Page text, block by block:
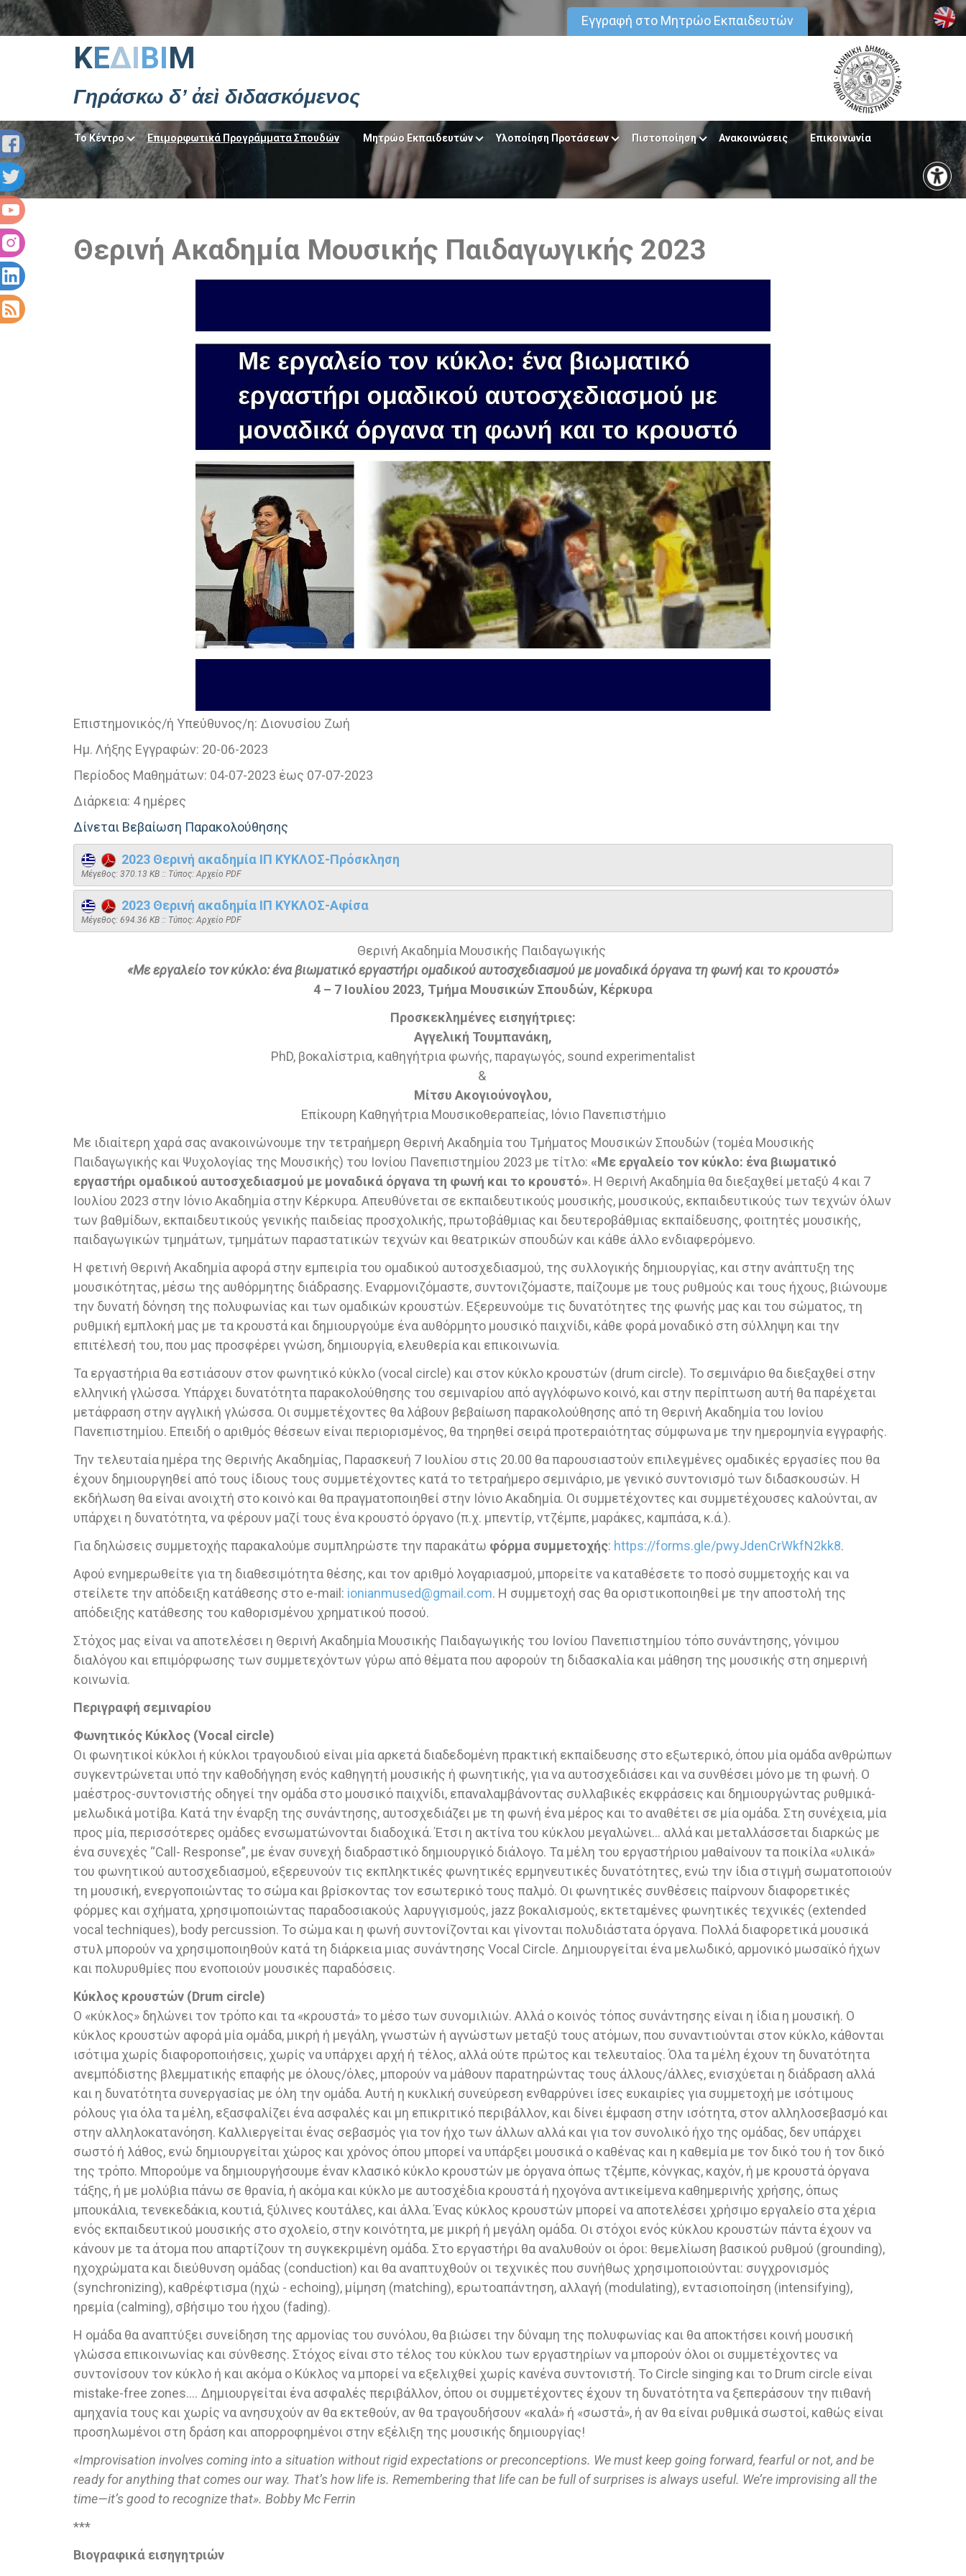
ΚΕΔΙΒΙΜ
Γηράσκω δ’ ἀεὶ διδασκόμενος
Το Κέντρο Επιμορφωτικά Προγράμματα Σπουδών Μητρώο Εκπαιδευτών Υλοποίηση Προτάσεων Πιστοποίηση Ανακοινώσεις Επικοινωνία
Εγγραφή στο Μητρώο Εκπαιδευτών
Θερινή Ακαδημία Μουσικής Παιδαγωγικής 2023
Επιστημονικός/ή Υπεύθυνος/η: Διονυσίου Ζωή
Ημ. Λήξης Εγγραφών: 20-06-2023
Περίοδος Μαθημάτων: 04-07-2023 έως 07-07-2023
Διάρκεια: 4 ημέρες
Δίνεται Βεβαίωση Παρακολούθησης
2023 Θερινή ακαδημία ΙΠ ΚΥΚΛΟΣ-Πρόσκληση
Mέγεθος: 370.13 KB :: Τύπος: Αρχείο PDF
2023 Θερινή ακαδημία ΙΠ ΚΥΚΛΟΣ-Αφίσα
Mέγεθος: 694.36 KB :: Τύπος: Αρχείο PDF
Θερινή Ακαδημία Μουσικής Παιδαγωγικής
«Με εργαλείο τον κύκλο: ένα βιωματικό εργαστήρι ομαδικού αυτοσχεδιασμού με μοναδικά όργανα τη φωνή και το κρουστό»
4 – 7 Ιουλίου 2023, Τμήμα Μουσικών Σπουδών, Κέρκυρα
Προσκεκλημένες εισηγήτριες:
Αγγελική Τουμπανάκη,
PhD, βοκαλίστρια, καθηγήτρια φωνής, παραγωγός, sound experimentalist
&
Μίτσυ Ακογιούνογλου,
Επίκουρη Καθηγήτρια Μουσικοθεραπείας, Ιόνιο Πανεπιστήμιο
Με ιδιαίτερη χαρά σας ανακοινώνουμε την τετραήμερη Θερινή Ακαδημία του Τμήματος Μουσικών Σπουδών (τομέα Μουσικής
Παιδαγωγικής και Ψυχολογίας της Μουσικής) του Ιονίου Πανεπιστημίου 2023 με τίτλο: «Με εργαλείο τον κύκλο: ένα βιωματικό
εργαστήρι ομαδικού αυτοσχεδιασμού με μοναδικά όργανα τη φωνή και το κρουστό». Η Θερινή Ακαδημία θα διεξαχθεί μεταξύ 4 και 7
Ιουλίου 2023 στην Ιόνιο Ακαδημία στην Κέρκυρα. Απευθύνεται σε εκπαιδευτικούς μουσικής, μουσικούς, εκπαιδευτικούς των τεχνών όλων
των βαθμίδων, εκπαιδευτικούς γενικής παιδείας προσχολικής, πρωτοβάθμιας και δευτεροβάθμιας εκπαίδευσης, φοιτητές μουσικής,
παιδαγωγικών τμημάτων, τμημάτων παραστατικών τεχνών και θεατρικών σπουδών και κάθε άλλο ενδιαφερόμενο.
Η φετινή Θερινή Ακαδημία αφορά στην εμπειρία του ομαδικού αυτοσχεδιασμού, της συλλογικής δημιουργίας, και στην ανάπτυξη της
μουσικότητας, μέσω της αυθόρμητης διάδρασης. Εναρμονιζόμαστε, συντονιζόμαστε, παίζουμε με τους ρυθμούς και τους ήχους, βιώνουμε
την δυνατή δόνηση της πολυφωνίας και των ομαδικών κρουστών. Εξερευνούμε τις δυνατότητες της φωνής μας και του σώματος, τη
ρυθμική εμπλοκή μας με τα κρουστά και δημιουργούμε ένα αυθόρμητο μουσικό παιχνίδι, κάθε φορά μοναδικό στη σύλληψη και την
επιτέλεσή του, που μας προσφέρει γνώση, δημιουργία, ελευθερία και επικοινωνία.
Τα εργαστήρια θα εστιάσουν στον φωνητικό κύκλο (vocal circle) και στον κύκλο κρουστών (drum circle). Το σεμινάριο θα διεξαχθεί στην
ελληνική γλώσσα. Υπάρχει δυνατότητα παρακολούθησης του σεμιναρίου από αγγλόφωνο κοινό, και στην περίπτωση αυτή θα παρέχεται
μετάφραση στην αγγλική γλώσσα. Οι συμμετέχοντες θα λάβουν βεβαίωση παρακολούθησης από τη Θερινή Ακαδημία του Ιονίου
Πανεπιστημίου. Επειδή ο αριθμός θέσεων είναι περιορισμένος, θα τηρηθεί σειρά προτεραιότητας σύμφωνα με την ημερομηνία εγγραφής.
Την τελευταία ημέρα της Θερινής Ακαδημίας, Παρασκευή 7 Ιουλίου στις 20.00 θα παρουσιαστούν επιλεγμένες ομαδικές εργασίες που θα
έχουν δημιουργηθεί από τους ίδιους τους συμμετέχοντες κατά το τετραήμερο σεμινάριο, με γενικό συντονισμό των διδασκουσών. Η
εκδήλωση θα είναι ανοιχτή στο κοινό και θα πραγματοποιηθεί στην Ιόνιο Ακαδημία. Οι συμμετέχοντες και συμμετέχουσες καλούνται, αν
υπάρχει η δυνατότητα, να φέρουν μαζί τους ένα κρουστό όργανο (π.χ. μπεντίρ, ντζέμπε, μαράκες, καμπάσα, κ.ά.).
Για δηλώσεις συμμετοχής παρακαλούμε συμπληρώστε την παρακάτω φόρμα συμμετοχής: https://forms.gle/pwyJdenCrWkfN2kk8.
Αφού ενημερωθείτε για τη διαθεσιμότητα θέσης, και τον αριθμό λογαριασμού, μπορείτε να καταθέσετε το ποσό συμμετοχής και να
στείλετε την απόδειξη κατάθεσης στο e-mail: ionianmused@gmail.com. Η συμμετοχή σας θα οριστικοποιηθεί με την αποστολή της
απόδειξης κατάθεσης του καθορισμένου χρηματικού ποσού.
Στόχος μας είναι να αποτελέσει η Θερινή Ακαδημία Μουσικής Παιδαγωγικής του Ιονίου Πανεπιστημίου τόπο συνάντησης, γόνιμου
διαλόγου και επιμόρφωσης των συμμετεχόντων γύρω από θέματα που αφορούν τη διδασκαλία και μάθηση της μουσικής στη σημερινή
κοινωνία.
Περιγραφή σεμιναρίου
Φωνητικός Κύκλος (Vocal circle)
Οι φωνητικοί κύκλοι ή κύκλοι τραγουδιού είναι μία αρκετά διαδεδομένη πρακτική εκπαίδευσης στο εξωτερικό, όπου μία ομάδα ανθρώπων
συγκεντρώνεται υπό την καθοδήγηση ενός καθηγητή μουσικής ή φωνητικής, για να αυτοσχεδιάσει και να συνθέσει μόνο με τη φωνή. Ο
μαέστρος-συντονιστής οδηγεί την ομάδα στο μουσικό παιχνίδι, επαναλαμβάνοντας συλλαβικές εκφράσεις και δημιουργώντας ρυθμικά-
μελωδικά μοτίβα. Κατά την έναρξη της συνάντησης, αυτοσχεδιάζει με τη φωνή ένα μέρος και το αναθέτει σε μία ομάδα. Στη συνέχεια, μία
προς μία, περισσότερες ομάδες ενσωματώνονται διαδοχικά. Έτσι η ακτίνα του κύκλου μεγαλώνει… αλλά και μεταλλάσσεται διαρκώς με
ένα συνεχές “Call- Response”, με έναν συνεχή διαδραστικό δημιουργικό διάλογο. Τα μέλη του εργαστήριου μαθαίνουν τα ποικίλα «υλικά»
του φωνητικού αυτοσχεδιασμού, εξερευνούν τις εκπληκτικές φωνητικές ερμηνευτικές δυνατότητες, ενώ την ίδια στιγμή σωματοποιούν
τη μουσική, ενεργοποιώντας το σώμα και βρίσκοντας τον εσωτερικό τους παλμό. Οι φωνητικές συνθέσεις παίρνουν διαφορετικές
φόρμες και σχήματα, χρησιμοποιώντας παραδοσιακούς λαρυγγισμούς, jazz βοκαλισμούς, εκτεταμένες φωνητικές τεχνικές (extended
vocal techniques), body percussion. Το σώμα και η φωνή συντονίζονται και γίνονται πολυδιάστατα όργανα. Πολλά διαφορετικά μουσικά
στυλ μπορούν να χρησιμοποιηθούν κατά τη διάρκεια μιας συνάντησης Vocal Circle. Δημιουργείται ένα μελωδικό, αρμονικό μωσαϊκό ήχων
και πολυρυθμίες που ενοποιούν μουσικές παραδόσεις.
Κύκλος κρουστών (Drum circle)
Ο «κύκλος» δηλώνει τον τρόπο και τα «κρουστά» το μέσο των συνομιλιών. Αλλά ο κοινός τόπος συνάντησης είναι η ίδια η μουσική. Ο
κύκλος κρουστών αφορά μία ομάδα, μικρή ή μεγάλη, γνωστών ή αγνώστων μεταξύ τους ατόμων, που συναντιούνται στον κύκλο, κάθονται
ισότιμα χωρίς διαφοροποιήσεις, χωρίς να υπάρχει αρχή ή τέλος, αλλά ούτε πρώτος και τελευταίος. Όλα τα μέλη έχουν τη δυνατότητα
ανεμπόδιστης βλεμματικής επαφής με όλους/όλες, μπορούν να μάθουν παρατηρώντας τους άλλους/άλλες, ενισχύεται η διάδραση αλλά
και η δυνατότητα συνεργασίας με όλη την ομάδα. Αυτή η κυκλική συνεύρεση ενθαρρύνει ίσες ευκαιρίες για συμμετοχή με ισότιμους
ρόλους για όλα τα μέλη, εξασφαλίζει ένα ασφαλές και μη επικριτικό περιβάλλον, και δίνει έμφαση στην ισότητα, στον αλληλοσεβασμό και
στην αλληλοκατανόηση. Καλλιεργείται ένας σεβασμός για τον ήχο των άλλων αλλά και για τον συνολικό ήχο της ομάδας, δεν υπάρχει
σωστό ή λάθος, ενώ δημιουργείται χώρος και χρόνος όπου μπορεί να υπάρξει μουσικά ο καθένας και η καθεμία με τον δικό του ή τον δικό
της τρόπο. Μπορούμε να δημιουργήσουμε έναν κλασικό κύκλο κρουστών με όργανα όπως τζέμπε, κόνγκας, καχόν, ή με κρουστά όργανα
τάξης, ή με μολύβια πάνω σε θρανία, ή ακόμα και κύκλο με αυτοσχέδια κρουστά ή ηχογόνα αντικείμενα καθημερινής χρήσης, όπως
μπουκάλια, τενεκεδάκια, κουτιά, ξύλινες κουτάλες, και άλλα. Ένας κύκλος κρουστών μπορεί να αποτελέσει χρήσιμο εργαλείο στα χέρια
ενός εκπαιδευτικού μουσικής στο σχολείο, στην κοινότητα, με μικρή ή μεγάλη ομάδα. Οι στόχοι ενός κύκλου κρουστών πάντα έχουν να
κάνουν με τα άτομα που απαρτίζουν τη συγκεκριμένη ομάδα. Στο εργαστήρι θα αναλυθούν οι όροι: θεμελίωση βασικού ρυθμού (grounding),
ηχοχρώματα και διεύθυνση ομάδας (conduction) και θα αναπτυχθούν οι τεχνικές που συνήθως χρησιμοποιούνται: συγχρονισμός
(synchronizing), καθρέφτισμα (ηχώ - echoing), μίμηση (matching), ερωτοαπάντηση, αλλαγή (modulating), εντασιοποίηση (intensifying),
ηρεμία (calming), σβήσιμο του ήχου (fading).
Η ομάδα θα αναπτύξει συνείδηση της αρμονίας του συνόλου, θα βιώσει την δύναμη της πολυφωνίας και θα αποκτήσει κοινή μουσική
γλώσσα επικοινωνίας και σύνθεσης. Στόχος είναι στο τέλος του κύκλου των εργαστηρίων να μπορούν όλοι οι συμμετέχοντες να
συντονίσουν τον κύκλο ή και ακόμα ο Κύκλος να μπορεί να εξελιχθεί χωρίς κανένα συντονιστή. Το Circle singing και το Drum circle είναι
mistake-free zones…. Δημιουργείται ένα ασφαλές περιβάλλον, όπου οι συμμετέχοντες έχουν τη δυνατότητα να ξεπεράσουν την πιθανή
αμηχανία τους και χωρίς να ανησυχούν αν θα εκτεθούν, αν θα τραγουδήσουν «καλά» ή «σωστά», ή αν θα είναι ρυθμικά σωστοί, καθώς είναι
προσηλωμένοι στη δράση και απορροφημένοι στην εξέλιξη της μουσικής δημιουργίας!
«Improvisation involvescominginto a situation withoutrigidexpectationsorpreconceptions. We must keep going forward, fearful or not, and be
ready for anything that comes our way. That’s how life is. Remembering that life can be full of surprises is always useful. We’re improvising all the
time—it’s good to recognize that». BobbyMcFerrin
***
Βιογραφικά εισηγητριών